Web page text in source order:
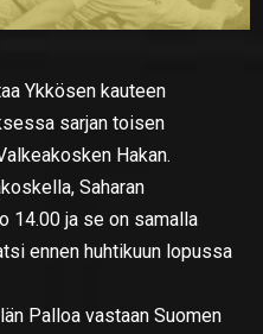
Ykkösen kauteen
sarjan toisen
Hakan.
Saharan
14.00 ja se on samalla
ennen huhtikuun lopussa
Palloa vastaan Suomen